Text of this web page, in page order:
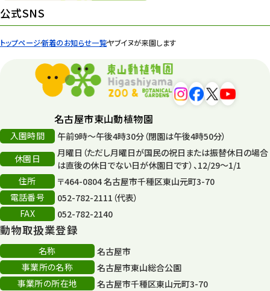
トップページ新着のお知らせ一覧ヤブイヌが来園します
公式SNS
名古屋市東山動植物園
入園時間
午前9時～午後4時30分（閉園は午後4時50分）
休園日
月曜日（ただし月曜日が国民の祝日または振替休日の場合
は直後の休日でない日が休園日です）、12/29～1/1
住所
〒464-0804 名古屋市千種区東山元町3-70
電話番号
052-782-2111（代表）
FAX
052-782-2140
動物取扱業登録
名称
名古屋市
事業所の名称
名古屋市東山総合公園
事業所の所在地
名古屋市千種区東山元町3-70